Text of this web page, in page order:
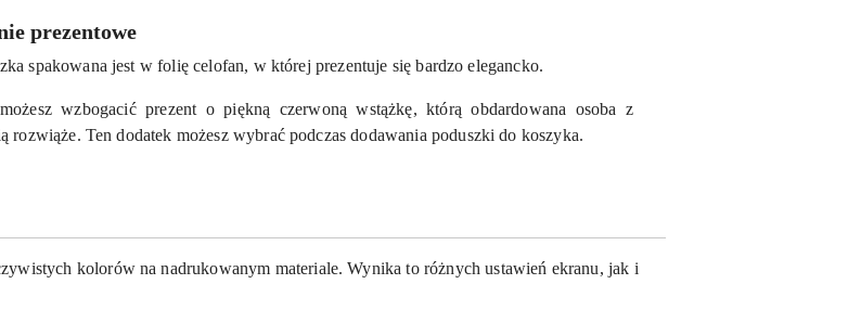
prezentowe
spakowana jest w folię celofan, w której prezentuje się bardzo elegancko.
wzbogacić prezent o piękną czerwoną wstążkę, którą obdardowana osoba z
rozwiąże. Ten dodatek możesz wybrać podczas dodawania poduszki do koszyka.
kolorów na nadrukowanym materiale. Wynika to różnych ustawień ekranu, jak i